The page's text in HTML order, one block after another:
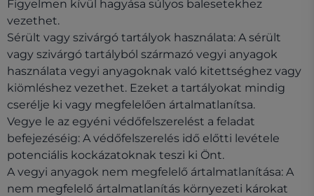
Figyelmen kívül hagyása súlyos balesetekhez
vezethet.
Sérült vagy szivárgó tartályok használata: A sérült
vagy szivárgó tartályból származó vegyi anyagok
használata vegyi anyagoknak való kitettséghez vagy
kiömléshez vezethet. Ezeket a tartályokat mindig
cserélje ki vagy megfelelően ártalmatlanítsa.
Vegye le az egyéni védőfelszerelést a feladat
befejezéséig: A védőfelszerelés idő előtti levétele
potenciális kockázatoknak teszi ki Önt.
A vegyi anyagok nem megfelelő ártalmatlanítása: A
nem megfelelő ártalmatlanítás környezeti károkat